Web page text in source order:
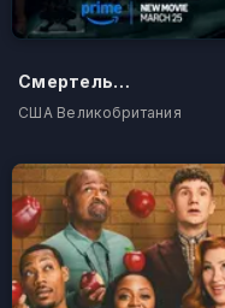
Смертельно прекрасна
США Великобритания